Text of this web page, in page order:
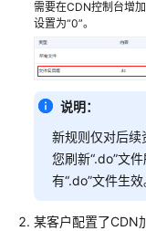
需要在CDN控制台增
设置为“0”。
说明：
新规则仅对后续
您刷新“.do”文
有“.do”文件生效
某客户配置了CDN